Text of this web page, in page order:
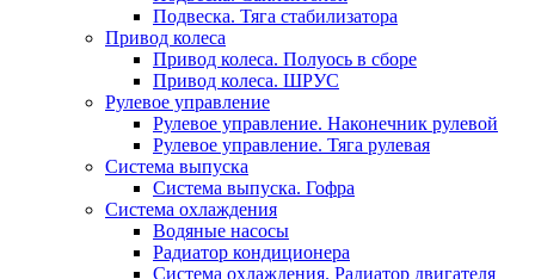
Подвеска. Тяга стабилизатора
Привод колеса
Привод колеса. Полуось в сборе
Привод колеса. ШРУС
Рулевое управление
Рулевое управление. Наконечник рулевой
Рулевое управление. Тяга рулевая
Система выпуска
Система выпуска. Гофра
Система охлаждения
Водяные насосы
Радиатор кондиционера
Система охлаждения. Радиатор двигателя